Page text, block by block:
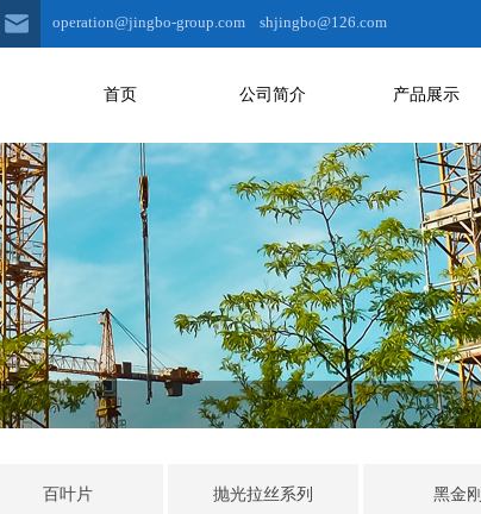
operation@jingbo-group.com shjingbo@126.com
首页 公司简介 产品展示
百叶片 抛光拉丝系列 黑金刚